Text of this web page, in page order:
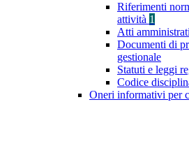
Riferimenti
attività 1
Atti
Documenti di
gestionale
Statuti e leggi
Codice
Oneri informativi per